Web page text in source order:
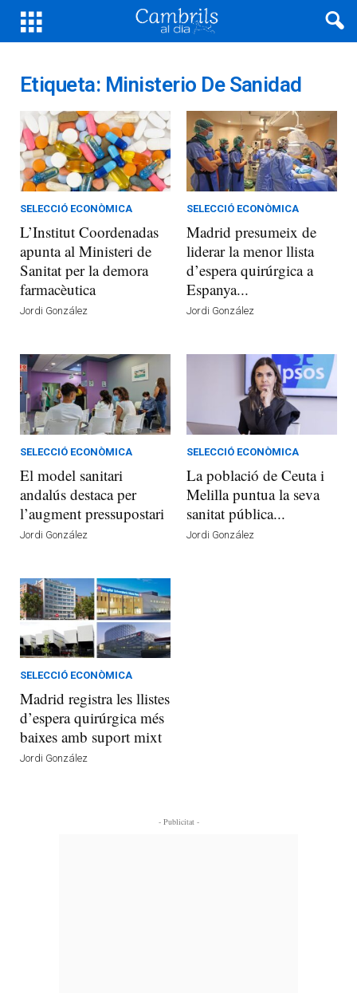
Etiqueta: Ministerio De Sanidad
SELECCIÓ ECONÒMICA
L’Institut Coordenadas
apunta al Ministeri de
Sanitat per la demora
farmacèutica
Jordi González
SELECCIÓ ECONÒMICA
Madrid presumeix de
liderar la menor llista
d’espera quirúrgica a
Espanya...
Jordi González
SELECCIÓ ECONÒMICA
El model sanitari
andalús destaca per
l’augment pressupostari
Jordi González
SELECCIÓ ECONÒMICA
La població de Ceuta i
Melilla puntua la seva
sanitat pública...
Jordi González
SELECCIÓ ECONÒMICA
Madrid registra les llistes
d’espera quirúrgica més
baixes amb suport mixt
Jordi González
- Publicitat -